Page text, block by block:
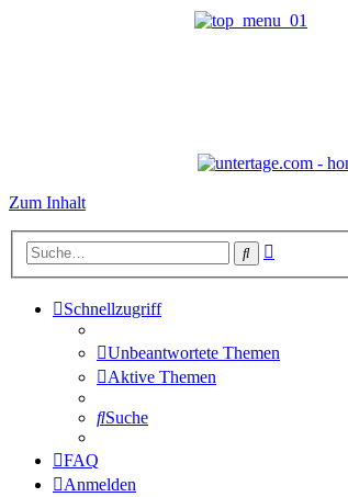
Zum Inhalt
Suche
Schnellzugriff
Unbeantwortete Themen
Aktive Themen
Suche
FAQ
Anmelden